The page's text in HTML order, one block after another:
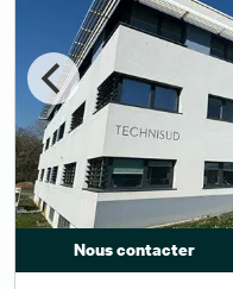
Nous contacter